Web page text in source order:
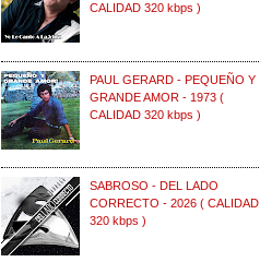
CALIDAD 320 kbps )
PAUL GERARD - PEQUEÑO Y
GRANDE AMOR - 1973 (
CALIDAD 320 kbps )
SABROSO - DEL LADO
CORRECTO - 2026 ( CALIDAD
320 kbps )